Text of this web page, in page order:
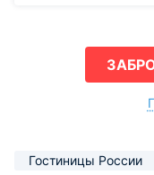
Гостиницы России